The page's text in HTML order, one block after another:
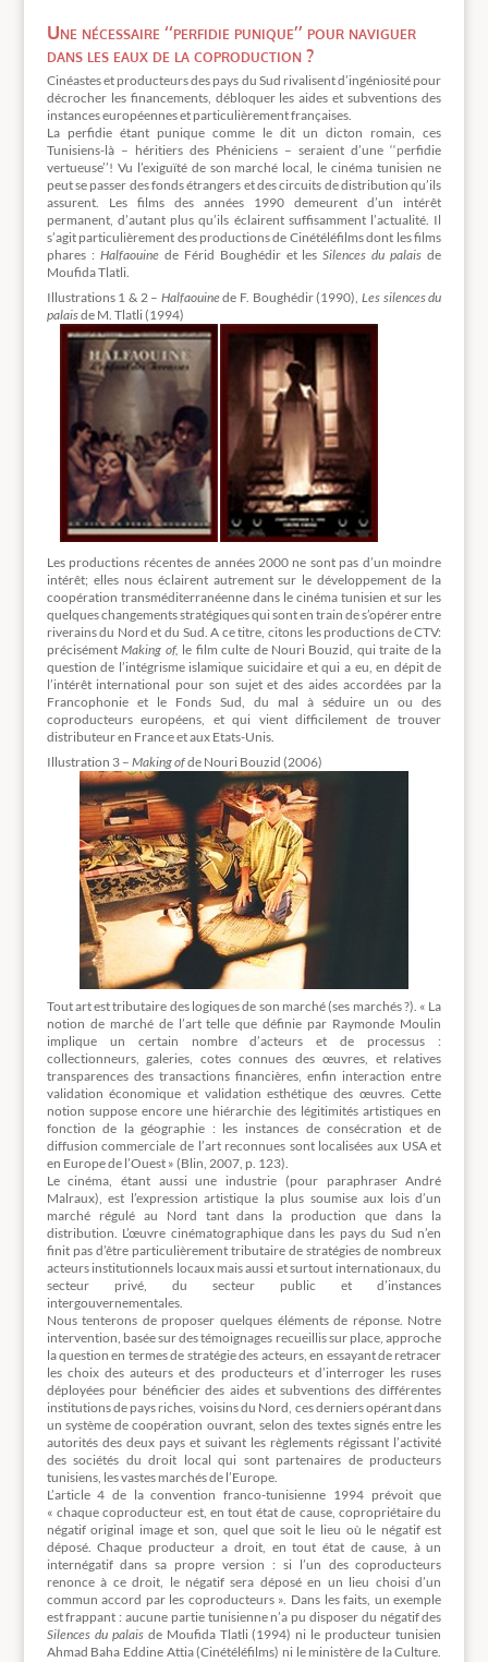
Une nécessaire ‘‘perfidie punique’’ pour naviguer
dans les eaux de la coproduction ?
Cinéastes et producteurs des pays du Sud rivalisent d’ingéniosité pour
décrocher les financements, débloquer les aides et subventions des
instances européennes et particulièrement françaises.
La perfidie étant punique comme le dit un dicton romain, ces
Tunisiens-là – héritiers des Phéniciens – seraient d’une ‘‘perfidie
vertueuse’’! Vu l’exiguïté de son marché local, le cinéma tunisien ne
peut se passer des fonds étrangers et des circuits de distribution qu’ils
assurent. Les films des années 1990 demeurent d’un intérêt
permanent, d’autant plus qu’ils éclairent suffisamment l’actualité. Il
s’agit particulièrement des productions de Cinétéléfilms dont les films
phares : Halfaouine de Férid Boughédir et lesSilences du palaisde
Moufida Tlatli.
Illustrations 1 & 2 – Halfaouinede F. Boughédir (1990),Les silences du
palaisde M. Tlatli (1994)
Les productions récentes de années 2000 ne sont pas d’un moindre
intérêt; elles nous éclairent autrement sur le développement de la
coopération transméditerranéenne dans le cinéma tunisien et sur les
quelques changements stratégiques qui sont en train de s’opérer entre
riverains du Nord et du Sud. A ce titre, citons les productions de CTV:
précisémentMaking of, le film culte de Nouri Bouzid, qui traite de la
question de l’intégrisme islamique suicidaire et qui a eu, en dépit de
l’intérêt international pour son sujet et des aides accordées par la
Francophonie et le Fonds Sud, du mal à séduire un ou des
coproducteurs européens, et qui vient difficilement de trouver
distributeur en France et aux Etats-Unis.
Illustration 3 – Making ofde Nouri Bouzid (2006)
Tout art est tributaire des logiques de son marché (ses marchés ?). « La
notion de marché de l’art telle que définie par Raymonde Moulin
implique un certain nombre d’acteurs et de processus :
collectionneurs, galeries, cotes connues des œuvres, et relatives
transparences des transactions financières, enfin interaction entre
validation économique et validation esthétique des œuvres. Cette
notion suppose encore une hiérarchie des légitimités artistiques en
fonction de la géographie : les instances de consécration et de
diffusion commerciale de l’art reconnues sont localisées aux USA et
en Europe de l’Ouest » (Blin, 2007, p. 123).
Le cinéma, étant aussi une industrie (pour paraphraser André
Malraux), est l’expression artistique la plus soumise aux lois d’un
marché régulé au Nord tant dans la production que dans la
distribution. L’œuvre cinématographique dans les pays du Sud n’en
finit pas d’être particulièrement tributaire de stratégies de nombreux
acteurs institutionnels locaux mais aussi et surtout internationaux, du
secteur privé, du secteur public et d’instances
intergouvernementales.
Nous tenterons de proposer quelques éléments de réponse. Notre
intervention, basée sur des témoignages recueillis sur place, approche
la question en termes de stratégie des acteurs, en essayant de retracer
les choix des auteurs et des producteurs et d’interroger les ruses
déployées pour bénéficier des aides et subventions des différentes
institutions de pays riches, voisins du Nord, ces derniers opérant dans
un système de coopération ouvrant, selon des textes signés entre les
autorités des deux pays et suivant les règlements régissant l’activité
des sociétés du droit local qui sont partenaires de producteurs
tunisiens, les vastes marchés de l’Europe.
L’article 4 de la convention franco-tunisienne 1994 prévoit que
« chaque coproducteur est, en tout état de cause, copropriétaire du
négatif original image et son, quel que soit le lieu où le négatif est
déposé. Chaque producteur a droit, en tout état de cause, à un
internégatif dans sa propre version : si l’un des coproducteurs
renonce à ce droit, le négatif sera déposé en un lieu choisi d’un
commun accord par les coproducteurs ». Dans les faits, un exemple
est frappant : aucune partie tunisienne n’a pu disposer du négatif des
Silences du palaisde Moufida Tlatli (1994) ni le producteur tunisien
Ahmad Baha Eddine Attia (Cinétéléfilms) ni le ministère de la Culture.